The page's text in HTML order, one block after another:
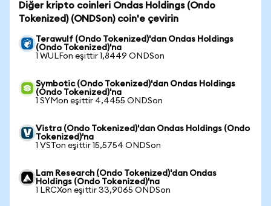
Diğer kripto coinleri Ondas Holdings (Ondo
Tokenized) (ONDSon) coin'e çevirin
Terawulf (Ondo Tokenized)'dan Ondas Holdings
(Ondo Tokenized)'na
1 WULFon eşittir 1,8449 ONDSon
Symbotic (Ondo Tokenized)'dan Ondas Holdings
(Ondo Tokenized)'na
1 SYMon eşittir 4,4455 ONDSon
Vistra (Ondo Tokenized)'dan Ondas Holdings (Ondo
Tokenized)'na
1 VSTon eşittir 15,5754 ONDSon
Lam Research (Ondo Tokenized)'dan Ondas
Holdings (Ondo Tokenized)'na
1 LRCXon eşittir 33,9065 ONDSon